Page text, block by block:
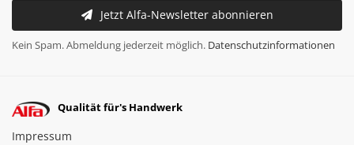
Jetzt Alfa-Newsletter abonnieren
Kein Spam. Abmeldung jederzeit möglich. Datenschutzinformationen
Qualität für's Handwerk
Impressum